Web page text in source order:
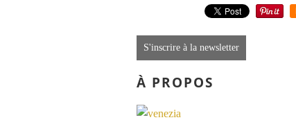
S'inscrire à la newsletter
À PROPOS